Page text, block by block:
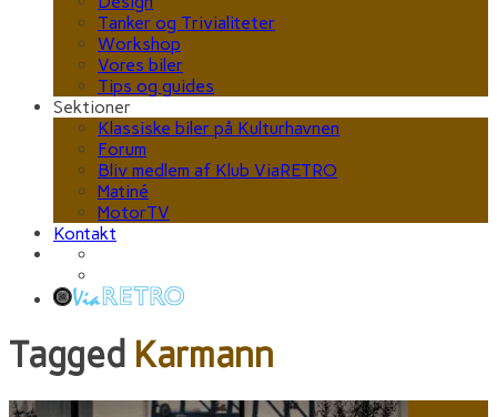
Tanker og Trivialiteter
Workshop
Vores biler
Tips og guides
Sektioner
Klassiske biler på Kulturhavnen
Forum
Bliv medlem af Klub ViaRETRO
Matiné
MotorTV
Kontakt
Tagged Karmann